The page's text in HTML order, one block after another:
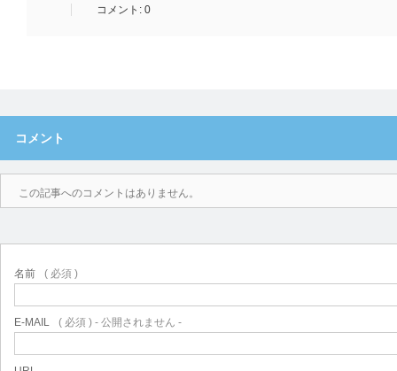
コメント: 0
コメント
この記事へのコメントはありません。
名前 ( 必須 )
E-MAIL ( 必須 ) - 公開されません -